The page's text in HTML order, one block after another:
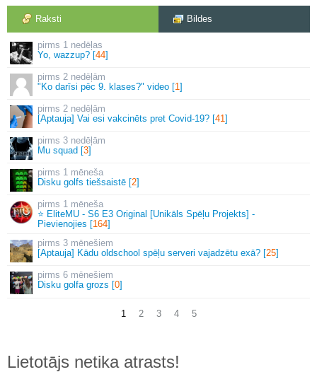
Raksti Bildes
1 nedēļas
Yo, wazzup? [44]
2 nedēļām
"Ko darīsi pēc 9. klases?" video [1]
2 nedēļām
[Aptauja] Vai esi vakcinēts pret Covid-19? [41]
3 nedēļām
Mu squad [3]
1 mēneša
Disku golfs tiešsaistē [2]
1 mēneša
⭐ EliteMU - S6 E3 Original [Unikāls Spēļu Projekts] -
Pievienojies [164]
3 mēnešiem
[Aptauja] Kādu oldschool spēļu serveri vajadzētu exā? [25]
6 mēnešiem
Disku golfa grozs [0]
1 2 3 4 5
Lietotājs netika atrasts!